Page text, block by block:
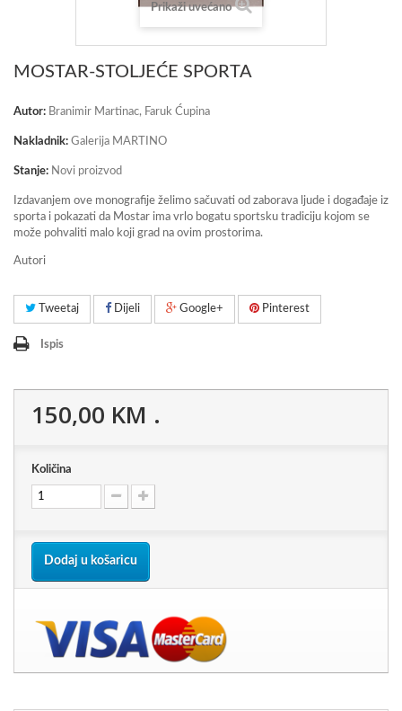
Prikaži uvećano
MOSTAR-STOLJEĆE SPORTA
Autor: Branimir Martinac, Faruk Ćupina
Nakladnik: Galerija MARTINO
Stanje: Novi proizvod
Izdavanjem ove monografije želimo sačuvati od zaborava ljude i događaje iz
sporta i pokazati da Mostar ima vrlo bogatu sportsku tradiciju kojom se
može pohvaliti malo koji grad na ovim prostorima.
Autori
Tweetaj Dijeli Google+ Pinterest
Ispis
150,00 KM .
Količina
Dodaj u košaricu